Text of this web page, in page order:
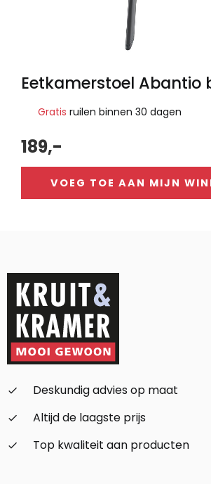
Eetkamerstoel Abantio
Gratis ruilen binnen 30 dagen
189,-
VOEG TOE AAN MIJN
check_small
Deskundig advies op maat
check_small
Altijd de laagste prijs
check_small
Top kwaliteit aan producten